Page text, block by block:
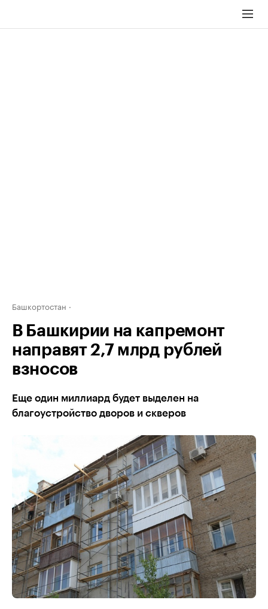
Башкортостан
В Башкирии на капремонт
направят 2,7 млрд рублей
взносов
Еще один миллиард будет выделен на
благоустройство дворов и скверов